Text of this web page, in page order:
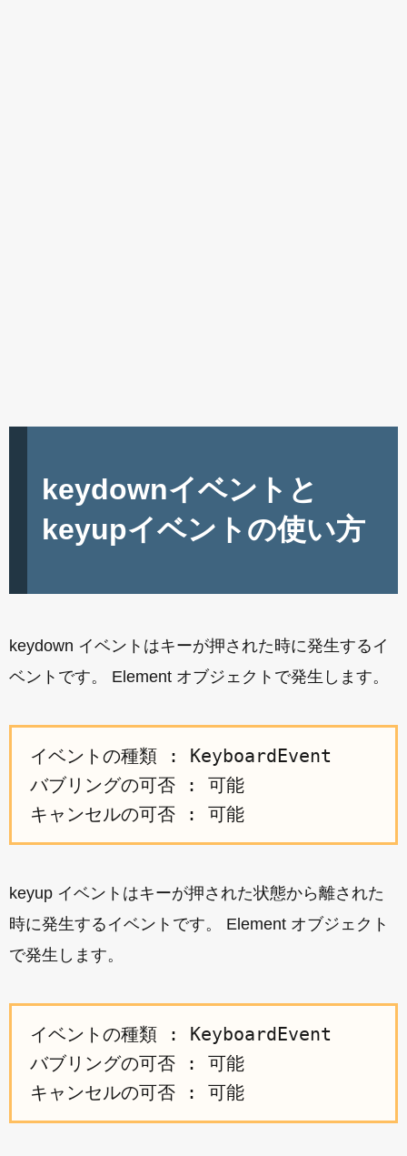
keydownイベントと
keyupイベントの使い方
keydown イベントはキーが押された時に発生するイ
ベントです。 Element オブジェクトで発生します。
イベントの種類 : KeyboardEvent
バブリングの可否 : 可能
keyup イベントはキーが押された状態から離された
時に発生するイベントです。 Element オブジェクト
で発生します。
イベントの種類 : KeyboardEvent
バブリングの可否 : 可能